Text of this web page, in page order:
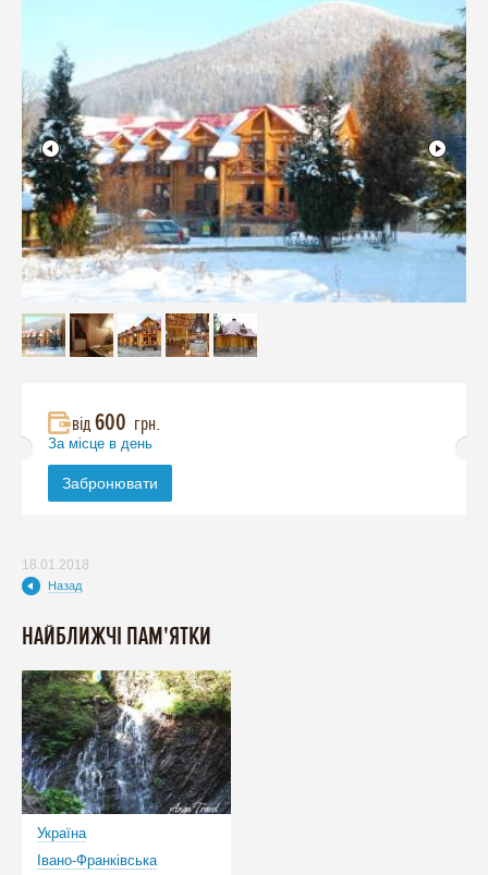
від600 грн.
За місце в день
Забронювати
18.01.2018
Назад
НАЙБЛИЖЧІ ПАМ'ЯТКИ
Україна
Івано-Франківська